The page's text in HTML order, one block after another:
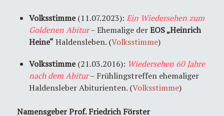
Volksstimme(11.07.2023): Ein Wiedersehen zum
Goldenen Abitur– Ehemalige derEOS „Heinrich
Heine“ Haldensleben. (Volksstimme)
Volksstimme(21.03.2016): Wiedersehen 60 Jahre
nach dem Abitur– Frühlingstreffen ehemaliger
Haldensleber Abiturienten. (Volksstimme)
Namensgeber Prof. Friedrich Förster